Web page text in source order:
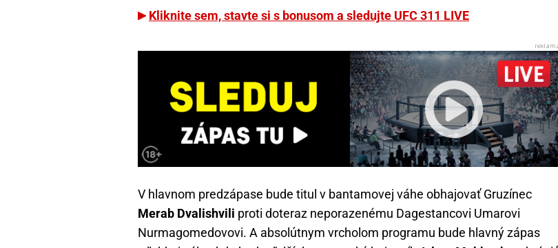
Kliknite sem, stavte si s bonusom a sledujte UFC 311 LIVE
V hlavnom predzápase bude titul v bantamovej váhe obhajovať Gruzínec
Merab Dvalishvili proti doteraz neporazenému Dagestancovi Umarovi
Nurmagomedovovi. A absolútnym vrcholom programu bude hlavný zápas